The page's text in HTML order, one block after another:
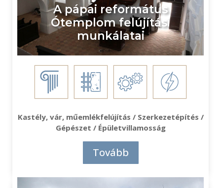
A pápai református
Ótemplom felújítási
munkálatai
Kastély, vár, műemlékfelújítás / Szerkezetépítés /
Gépészet / Épületvillamosság
Tovább